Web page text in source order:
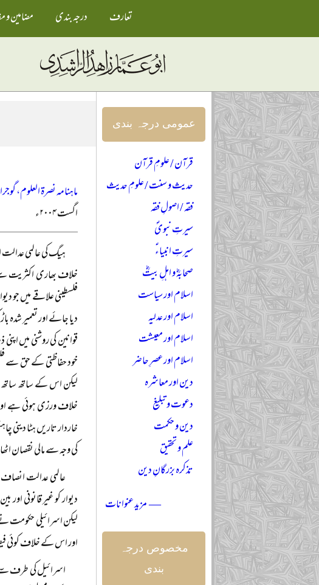
تعارف درجہ بندی مضامین و
ماہنامہ نصرۃ العلوم،
اگست ۲۰۰۴ء
ہیگ کی عالمی
فلسطینی علاقے میں جو
دیا جائے اور تعمیر شدہ
قوانین کی روشنی میں
خود حفاظتی کے حق سے
لیکن اس کے ساتھ ساتھ
خلاف ورزی ہوئی ہے
خاردار تاریں ہٹا دینی
کی وجہ سے مالی نقصان
عالمی عدالت
دیوار کو غیر قانونی
لیکن اسرائیلی حکومت
اور اس کے خلاف کوئی
اسرائیل کی طرف
عمومی درجہ بندی
قرآن / علومِ قرآن
حدیث و سنت / علومِ حدیث
فقہ / اصولِ فقہ
سیرتِ نبویؐ
سیرتِ انبیاءؑ
صحابہؓ و اہلِ بیتؓ
اسلام اور سیاست
اسلام اور عدلیہ
اسلام اور معیشت
اسلام اور عصرِ حاضر
دین اور معاشرہ
دعوت و تبلیغ
دین و حکمت
علم و تحقیق
تذکرہ بزرگانِ دین
— مزید عنوانات
مخصوص درجہ
بندی